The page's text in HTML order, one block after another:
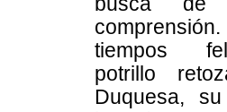
tiempos
potrillo
Duquesa,